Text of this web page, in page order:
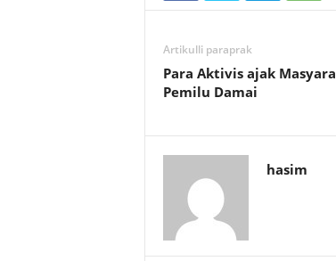
Artikulli paraprak
Para Aktivis ajak
Pemilu Damai
hasim